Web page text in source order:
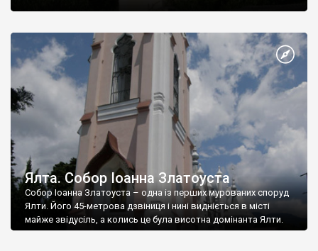
Ялта. Собор Іоанна Златоуста
Собор Іоанна Златоуста – одна із перших мурованих споруд
Ялти. Його 45-метрова дзвіниця і нині видніється в місті
майже звідусіль, а колись це була висотна домінанта Ялти.